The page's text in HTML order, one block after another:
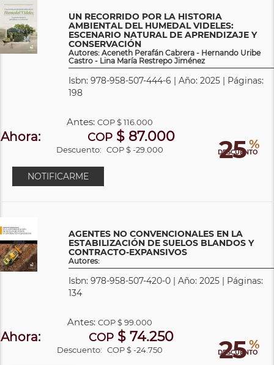
UN RECORRIDO POR LA HISTORIA
AMBIENTAL DEL HUMEDAL VIDELES:
ESCENARIO NATURAL DE APRENDIZAJE Y
CONSERVACIÓN
Autores: Aceneth Perafán Cabrera - Hernando Uribe
Castro - Lina María Restrepo Jiménez
Isbn: 978-958-507-444-6 | Año: 2025 | Páginas:
198
25 %
DESCUENTO
Antes: COP$ 116.000
Ahora: COP$ 87.000
Descuento: COP $ -29.000
NOTIFICARME
AGENTES NO CONVENCIONALES EN LA
ESTABILIZACIÓN DE SUELOS BLANDOS Y
CONTRACTO-EXPANSIVOS
Autores:
Isbn: 978-958-507-420-0 | Año: 2025 | Páginas:
134
25 %
DESCUENTO
Antes: COP$ 99.000
Ahora: COP$ 74.250
Descuento: COP $ -24.750